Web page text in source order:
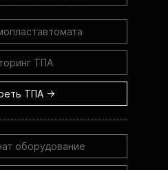
ТПА
ТПА →
оборудование